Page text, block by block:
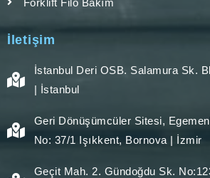
İletişim
İstanbul Deri OSB. Salamura Sk.
| İstanbul
Geri Dönüşümcüler Sitesi,
No: 37/1 Işıkkent, Bornova | İzmir
Geçit Mah. 2. Gündoğdu Sk.